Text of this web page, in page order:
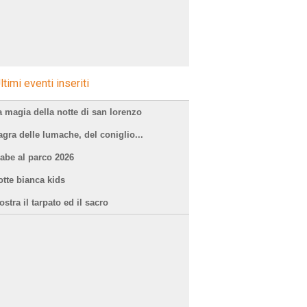
eventi inseriti
magia della notte di san lorenzo
delle lumache, del coniglio...
al parco 2026
bianca kids
il tarpato ed il sacro